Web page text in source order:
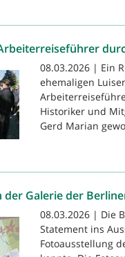
08.03.2026 | Ein
ehemaligen
Historiker und
Gerd Marian
der Galerie der
08.03.2026 | Die
Statement ins
Fotoausstellung